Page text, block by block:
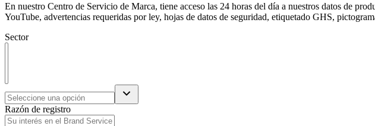
En nuestro Centro de Servicio de Marca, tiene acceso las 24 horas del día a nuestros datos de
YouTube, advertencias requeridas por ley, hojas de datos de seguridad, etiquetado GHS,
Sector
Razón de registro